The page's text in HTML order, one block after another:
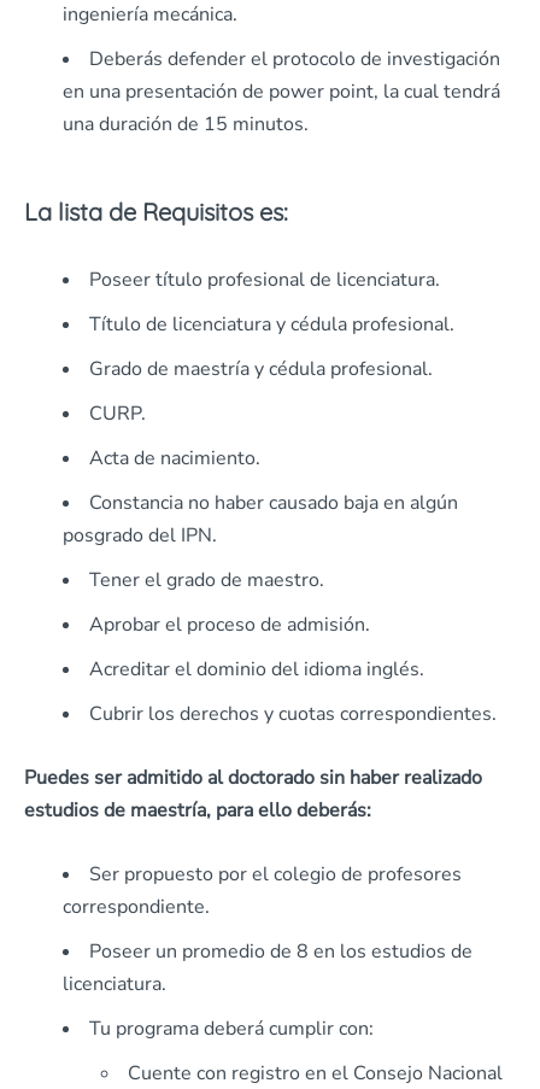
ingeniería mecánica.
Deberás defender el protocolo de investigación
en una presentación de power point, la cual tendrá
una duración de 15 minutos.
La lista de Requisitos es:
Poseer título profesional de licenciatura.
Título de licenciatura y cédula profesional.
Grado de maestría y cédula profesional.
CURP.
Acta de nacimiento.
Constancia no haber causado baja en algún
posgrado del IPN.
Tener el grado de maestro.
Aprobar el proceso de admisión.
Acreditar el dominio del idioma inglés.
Cubrir los derechos y cuotas correspondientes.
Puedes ser admitido al doctorado sin haber realizado
estudios de maestría, para ello deberás:
Ser propuesto por el colegio de profesores
correspondiente.
Poseer un promedio de 8 en los estudios de
licenciatura.
Tu programa deberá cumplir con:
Cuente con registro en el Consejo Nacional